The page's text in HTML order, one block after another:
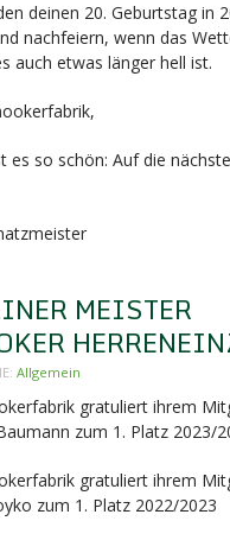
deinen 20. Geburtstag in
nachfeiern, wenn das
auch etwas länger hell ist.
es so schön: Auf die
MEISTER
Allgemein
gratuliert ihrem
zum 1. Platz 2023/
gratuliert ihrem
zum 1. Platz 2022/2023